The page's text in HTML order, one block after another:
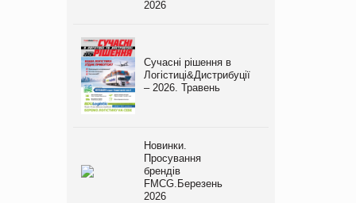
2026
Сучасні рішення в
Логістиці&Дистрибуції
– 2026. Травень
Новинки.
Просування
брендів
FMCG.Березень
2026